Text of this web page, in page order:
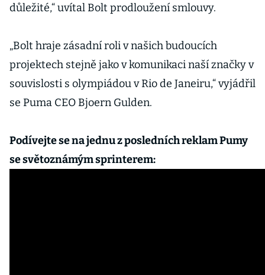
důležité,“ uvítal Bolt prodloužení smlouvy.
„Bolt hraje zásadní roli v našich budoucích
projektech stejně jako v komunikaci naší značky v
souvislosti s olympiádou v Rio de Janeiru,“ vyjádřil
se Puma CEO Bjoern Gulden.
Podívejte se na jednu z posledních reklam Pumy
se světoznámým sprinterem: